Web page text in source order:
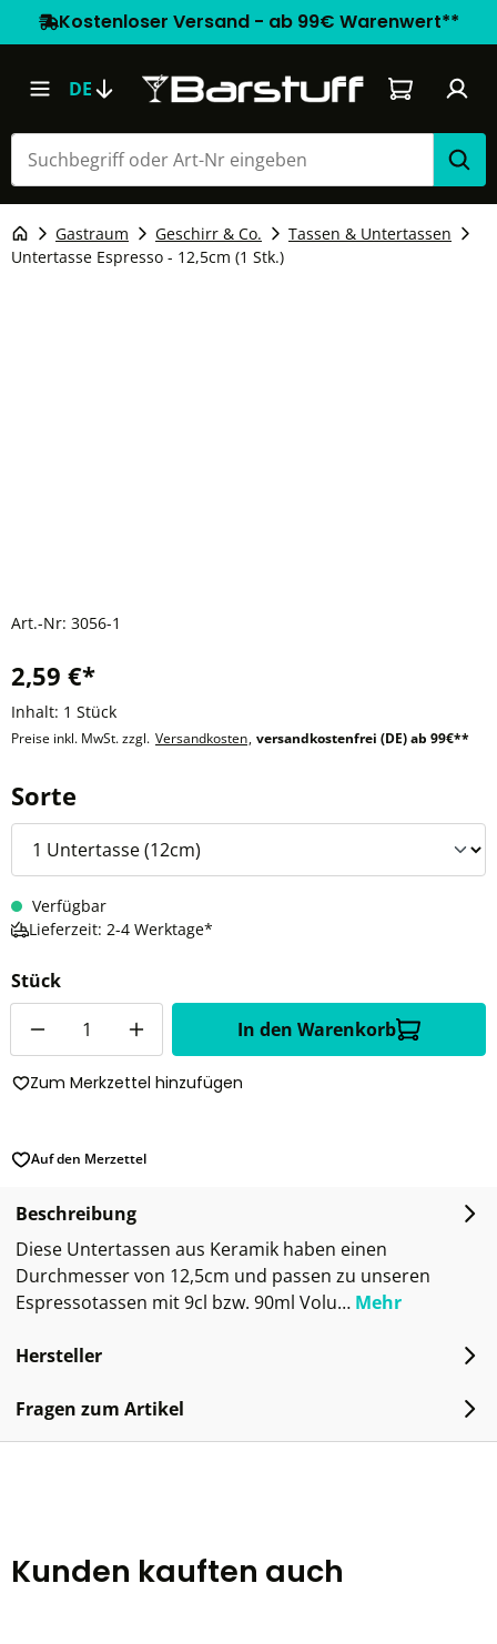
Kostenloser Versand - ab 99€ Warenwert**
DE Warenkorb
Gastraum Geschirr & Co.
Tassen & Untertassen
Untertasse Espresso - 12,5cm (1 Stk.)
Art.-Nr: 3056-1
2,59 €*
Inhalt: 1 Stück
Preise inkl. MwSt. zzgl. Versandkosten, versandkostenfrei (DE) ab 99€**
Sorte
Verfügbar
Lieferzeit: 2-4 Werktage*
Stück
In den Warenkorb
Zum Merkzettel hinzufügen
Auf den Merzettel
Beschreibung
Diese Untertassen aus Keramik haben einen
Durchmesser von 12,5cm und passen zu unseren
Espressotassen mit 9cl bzw. 90ml Volu… Mehr
Hersteller
Fragen zum Artikel
Kunden kauften auch